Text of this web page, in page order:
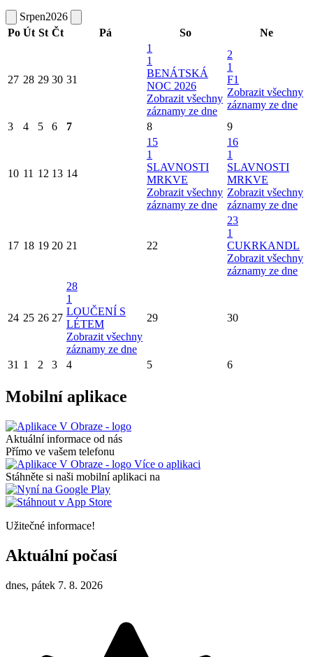
Srpen2026
Po Út St Čt Pá So Ne
27 28 29 30 31
1
1
BENÁTSKÁ
NOC 2026
Zobrazit všechny
záznamy ze dne
2
1
F1
Zobrazit všechny
záznamy ze dne
3
4 5 6 7 8 9
10 11 12 13 14
15
1
SLAVNOSTI
MRKVE
Zobrazit všechny
záznamy ze dne
16
1
SLAVNOSTI
MRKVE
Zobrazit všechny
záznamy ze dne
17 18 19 20 21 22
23
1
CUKRKANDL
Zobrazit všechny
záznamy ze dne
24 25 26 27
28
1
LOUČENÍ S
LÉTEM
Zobrazit všechny
záznamy ze dne
29 30
31 1 2 3 4 5 6
Mobilní aplikace
Aktuální informace od nás
Přímo ve vašem telefonu
Více o aplikaci
Stáhněte si naši mobilní aplikaci na
Užitečné informace!
Aktuální počasí
dnes, pátek 7. 8. 2026